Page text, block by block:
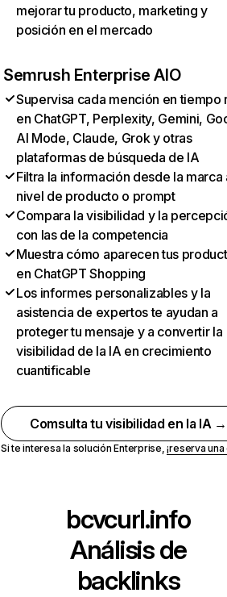
mejorar tu producto, marketing y
posición en el mercado
Semrush Enterprise AIO
Supervisa cada mención en tiempo
en ChatGPT, Perplexity, Gemini,
AI Mode, Claude, Grok y otras
plataformas de búsqueda de IA
Filtra la información desde la marca
nivel de producto o prompt
Compara la visibilidad y la
con las de la competencia
Muestra cómo aparecen tus
en ChatGPT Shopping
Los informes personalizables y la
asistencia de expertos te ayudan a
proteger tu mensaje y a convertir la
visibilidad de la IA en crecimiento
cuantificable
Comsulta tu visibilidad en la IA →
Si te interesa la solución Enterprise,¡reserva
bcvcurl.info
Análisis de
backlinks